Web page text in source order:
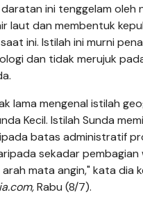
ini tenggelam oleh
laut dan membentuk
ini. Istilah ini murni
dan tidak merujuk
lama mengenal istilah
Kecil. Istilah Sunda
batas administratif
sekadar pembagian
mata angin," kata dia
Rabu (8/7).